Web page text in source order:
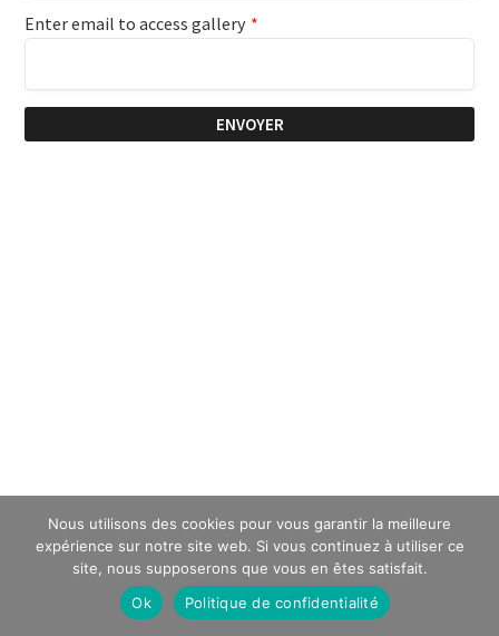
Enter email to access gallery *
ENVOYER
Nous utilisons des cookies pour vous garantir la meilleure
expérience sur notre site web. Si vous continuez à utiliser ce
site, nous supposerons que vous en êtes satisfait.
Ok
Politique de confidentialité